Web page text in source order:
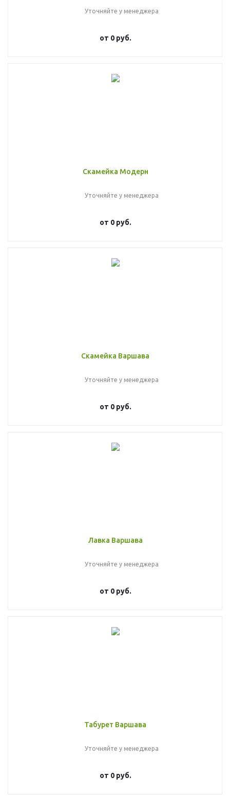
Уточняйте у менеджера
от 0 руб.
Скамейка Модерн
Уточняйте у менеджера
от 0 руб.
Скамейка Варшава
Уточняйте у менеджера
от 0 руб.
Лавка Варшава
Уточняйте у менеджера
от 0 руб.
Табурет Варшава
Уточняйте у менеджера
от 0 руб.